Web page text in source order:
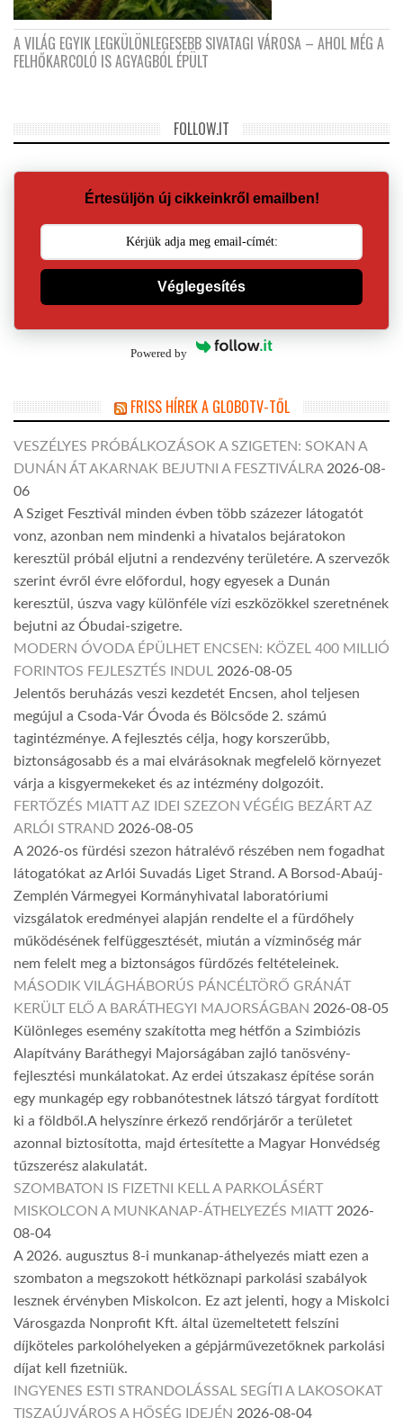
A VILÁG EGYIK LEGKÜLÖNLEGESEBB SIVATAGI VÁROSA – AHOL MÉG A
FELHŐKARCOLÓ IS AGYAGBÓL ÉPÜLT
FOLLOW.IT
Értesüljön új cikkeinkről emailben!
Véglegesítés
Powered by
FRISS HÍREK A GLOBOTV-TŐL
VESZÉLYES PRÓBÁLKOZÁSOK A SZIGETEN: SOKAN A
DUNÁN ÁT AKARNAK BEJUTNI A FESZTIVÁLRA 2026-08-
06
A Sziget Fesztivál minden évben több százezer látogatót
vonz, azonban nem mindenki a hivatalos bejáratokon
keresztül próbál eljutni a rendezvény területére. A szervezők
szerint évről évre előfordul, hogy egyesek a Dunán
keresztül, úszva vagy különféle vízi eszközökkel szeretnének
bejutni az Óbudai-szigetre.
MODERN ÓVODA ÉPÜLHET ENCSEN: KÖZEL 400 MILLIÓ
FORINTOS FEJLESZTÉS INDUL 2026-08-05
Jelentős beruházás veszi kezdetét Encsen, ahol teljesen
megújul a Csoda-Vár Óvoda és Bölcsőde 2. számú
tagintézménye. A fejlesztés célja, hogy korszerűbb,
biztonságosabb és a mai elvárásoknak megfelelő környezet
várja a kisgyermekeket és az intézmény dolgozóit.
FERTŐZÉS MIATT AZ IDEI SZEZON VÉGÉIG BEZÁRT AZ
ARLÓI STRAND 2026-08-05
A 2026-os fürdési szezon hátralévő részében nem fogadhat
látogatókat az Arlói Suvadás Liget Strand. A Borsod-Abaúj-
Zemplén Vármegyei Kormányhivatal laboratóriumi
vizsgálatok eredményei alapján rendelte el a fürdőhely
működésének felfüggesztését, miután a vízminőség már
nem felelt meg a biztonságos fürdőzés feltételeinek.
MÁSODIK VILÁGHÁBORÚS PÁNCÉLTÖRŐ GRÁNÁT
KERÜLT ELŐ A BARÁTHEGYI MAJORSÁGBAN 2026-08-05
Különleges esemény szakította meg hétfőn a Szimbiózis
Alapítvány Baráthegyi Majorságában zajló tanösvény-
fejlesztési munkálatokat. Az erdei útszakasz építése során
egy munkagép egy robbanótestnek látszó tárgyat fordított
ki a földből.A helyszínre érkező rendőrjárőr a területet
azonnal biztosította, majd értesítette a Magyar Honvédség
tűzszerész alakulatát.
SZOMBATON IS FIZETNI KELL A PARKOLÁSÉRT
MISKOLCON A MUNKANAP-ÁTHELYEZÉS MIATT 2026-
08-04
A 2026. augusztus 8-i munkanap-áthelyezés miatt ezen a
szombaton a megszokott hétköznapi parkolási szabályok
lesznek érvényben Miskolcon. Ez azt jelenti, hogy a Miskolci
Városgazda Nonprofit Kft. által üzemeltetett felszíni
díjköteles parkolóhelyeken a gépjárművezetőknek parkolási
díjat kell fizetniük.
INGYENES ESTI STRANDOLÁSSAL SEGÍTI A LAKOSOKAT
TISZAÚJVÁROS A HŐSÉG IDEJÉN 2026-08-04